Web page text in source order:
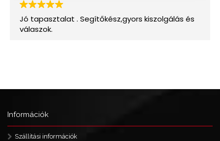
Információk
Szállítási információk